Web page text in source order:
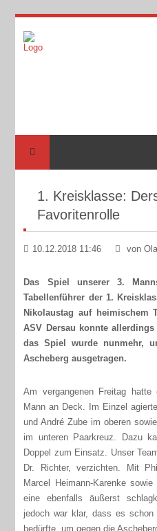
1. Kreisklasse:
Favoritenrolle
10.12.2018 11:46 von
Das Spiel unserer 3.
Tabellenführer der 1.
Nikolaustag auf heimischem
ASV Dersau konnte
das Spiel wurde nunmehr,
Ascheberg ausgetragen.
Am vergangenen Freitag
Mann an Deck. Im Einzel
und André Zube im oberen
im unteren Paarkreuz. Dazu
Doppel zum Einsatz. Unser
Dr. Richter, verzichten. Mit
Marcel Heimann-Karenke
eine ebenfalls äußerst
jedoch war klar, dass es
bedürfte, um gegen die